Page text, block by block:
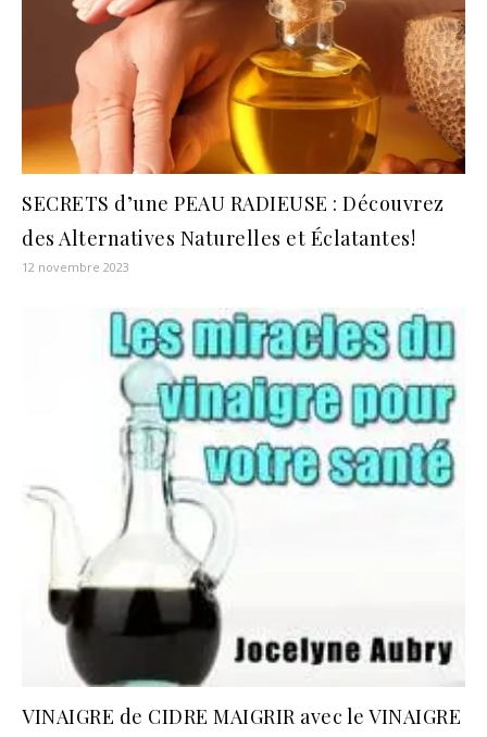
SECRETS d’une PEAU RADIEUSE : Découvrez
des Alternatives Naturelles et Éclatantes!
12 novembre 2023
VINAIGRE de CIDRE MAIGRIR avec le VINAIGRE